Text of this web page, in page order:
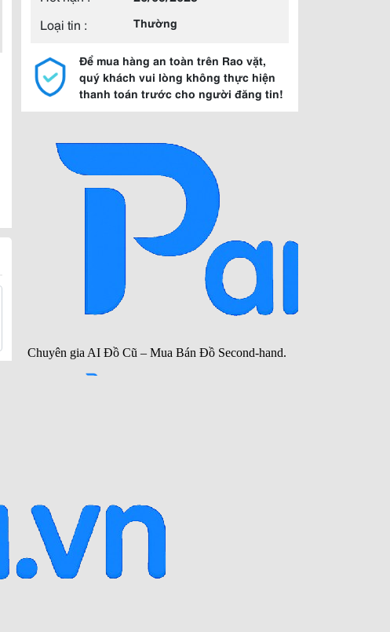
Loại tin :
Thường
Để mua hàng an toàn trên Rao vặt,
quý khách vui lòng không thực hiện
thanh toán trước cho người đăng tin!